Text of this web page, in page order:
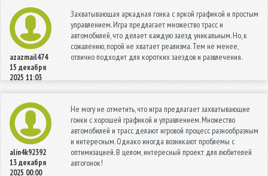
azazmail474
15 декабря
2025 11:03
Захватывающая аркадная гонка с яркой графикой и простым
управлением. Игра предлагает множество трасс и
автомобилей, что делает каждую заезд уникальным. Но, к
сожалению, порой не хватает реализма. Тем не менее,
отлично подходит для коротких заездов и развлечения.
alin4k92392
13 декабря
2025 00:00
Не могу не отметить, что игра предлагает захватывающие
гонки с хорошей графикой и управлением. Множество
автомобилей и трасс делают игровой процесс разнообразным
и интересным. Однако иногда возникают проблемы с
оптимизацией. В целом, интересный проект для любителей
автогонок!